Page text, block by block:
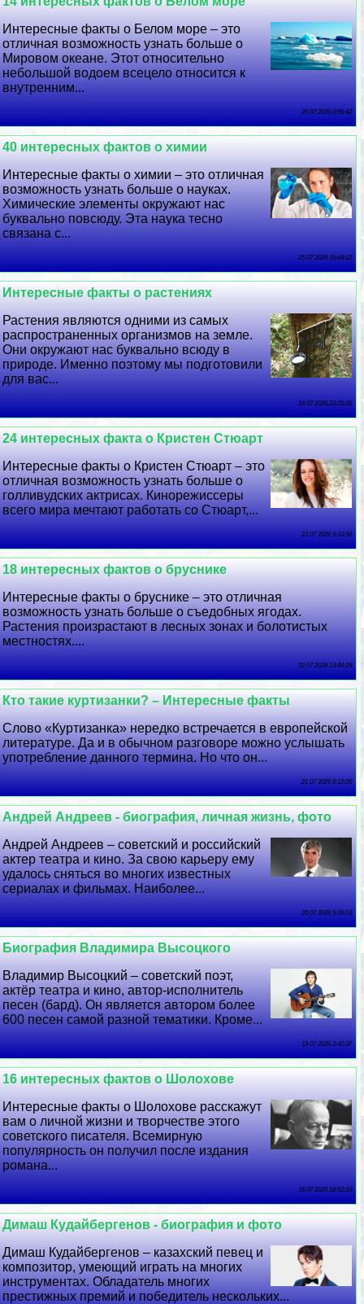
Интересные факты о Белом море – это
отличная возможность узнать больше о
Мировом океане. Этот относительно
небольшой водоем всецело относится к
внутренним...
26 07 2026 0:56:42
40 интересных фактов о химии
Интересные факты о химии – это отличная
возможность узнать больше о науках.
Химические элементы окружают нас
буквально повсюду. Эта наука тесно
связана с...
25 07 2026 16:44:12
Интересные факты о растениях
Растения являются одними из самых
распространенных организмов на земле.
Они окружают нас буквально всюду в
природе. Именно поэтому мы подготовили
для вас...
24 07 2026 23:25:26
24 интересных факта о Кристен Стюарт
Интересные факты о Кристен Стюарт – это
отличная возможность узнать больше о
голливудских актрисах. Кинорежиссеры
всего мира мечтают работать со Стюарт,...
23 07 2026 9:33:56
18 интересных фактов о бруснике
Интересные факты о бруснике – это отличная
возможность узнать больше о съедобных ягодах.
Растения произрастают в лесных зонах и болотистых
местностях....
22 07 2026 13:44:29
Кто такие куртизанки? – Интересные факты
Слово «Куртизанка» нередко встречается в европейской
литературе. Да и в обычном разговоре можно услышать
употрeбление данного термина. Но что он...
21 07 2026 8:12:20
Андрей Андреев - биография, личная жизнь, фото
Андрей Андреев – советский и российский
актер театра и кино. За свою карьеру ему
удалось сняться во многих известных
сериалах и фильмах. Наиболее...
20 07 2026 9:39:13
Биография Владимира Высоцкого
Владимир Высоцкий – советский поэт,
актёр театра и кино, автор-исполнитель
песен (бард). Он является автором более
600 песен самой разной тематики. Кроме...
19 07 2026 2:42:37
16 интересных фактов о Шолохове
Интересные факты о Шолохове расскажут
вам о личной жизни и творчестве этого
советского писателя. Всемирную
популярность он получил после издания
романа...
18 07 2026 18:52:10
Димаш Кудайбергенов - биография и фото
Димаш Кудайбергенов – казахский певец и
композитор, умеющий играть на многих
инструментах. Обладатель многих
престижных премий и победитель нескольких...